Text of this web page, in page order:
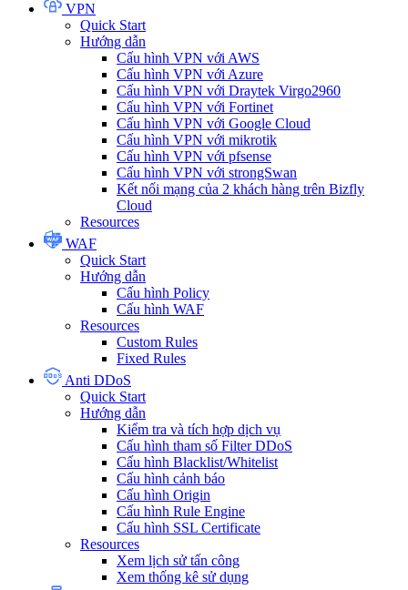
VPN
Quick Start
Hướng dẫn
Cấu hình VPN với AWS
Cấu hình VPN với Azure
Cấu hình VPN với Draytek Virgo2960
Cấu hình VPN với Fortinet
Cấu hình VPN với Google Cloud
Cấu hình VPN với mikrotik
Cấu hình VPN với pfsense
Cấu hình VPN với strongSwan
Kết nối mạng của 2 khách hàng trên Bizfly
Cloud
Resources
WAF
Quick Start
Hướng dẫn
Cấu hình Policy
Cấu hình WAF
Resources
Custom Rules
Fixed Rules
Anti DDoS
Quick Start
Hướng dẫn
Kiểm tra và tích hợp dịch vụ
Cấu hình tham số Filter DDoS
Cấu hình Blacklist/Whitelist
Cấu hình cảnh báo
Cấu hình Origin
Cấu hình Rule Engine
Cấu hình SSL Certificate
Resources
Xem lịch sử tấn công
Xem thống kê sử dụng